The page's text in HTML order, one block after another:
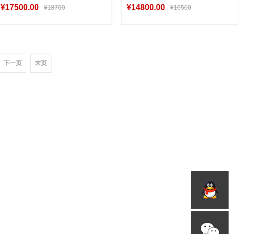
¥17500.00 ¥18700
家批发
¥14800.00 ¥16500
下一页 末页